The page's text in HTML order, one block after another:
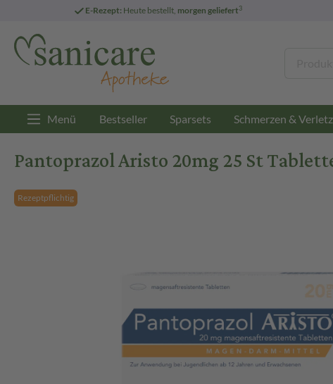
E-Rezept: Heute bestellt, morgen geliefert3
Menü Bestseller Sparsets Schmerzen &
Pantoprazol Aristo 20mg 25 St
Rezeptpflichtig